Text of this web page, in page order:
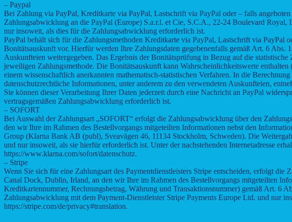
– Paypal
Bei Zahlung via PayPal, Kreditkarte via PayPal, Lastschrift via PayPal oder – falls
Zahlungsabwicklung an die PayPal (Europe) S.a.r.l. et Cie, S.C.A., 22-24 Boulevard
nur insoweit, als dies für die Zahlungsabwicklung erforderlich ist.
PayPal behält sich für die Zahlungsmethoden Kreditkarte via PayPal, Lastschrift via
Bonitätsauskunft vor. Hierfür werden Ihre Zahlungsdaten gegebenenfalls gemäß Art. 6
Auskunfteien weitergegeben. Das Ergebnis der Bonitätsprüfung in Bezug auf die
jeweiligen Zahlungsmethode. Die Bonitätsauskunft kann Wahrscheinlichkeitswerte
einem wissenschaftlich anerkannten mathematisch-statistischen Verfahren. In die
datenschutzrechtliche Informationen, unter anderem zu den verwendeten Auskunfteien,
Sie können dieser Verarbeitung Ihrer Daten jederzeit durch eine Nachricht an PayPal
vertragsgemäßen Zahlungsabwicklung erforderlich ist.
– SOFORT
Bei Auswahl der Zahlungsart „SOFORT“ erfolgt die Zahlungsabwicklung über den
den wir Ihre im Rahmen des Bestellvorgangs mitgeteilten Informationen nebst den
Group (Klarna Bank AB (publ), Sveavägen 46, 11134 Stockholm, Schweden). Die
und nur insoweit, als sie hierfür erforderlich ist. Unter der nachstehenden Internetadresse
https://www.klarna.com/sofort/datenschutz.
– Stripe
Wenn Sie sich für eine Zahlungsart des Paymentdienstleisters Stripe entscheiden, erfolgt
Canal Dock, Dublin, Irland, an den wir Ihre im Rahmen des Bestellvorgangs mitgeteilten
Kreditkartennummer, Rechnungsbetrag, Währung und Transaktionsnummer) gemäß Art.
Zahlungsabwicklung mit dem Payment-Dienstleister Stripe Payments Europe Ltd. und nur
https://stripe.com/de/privacy#translation.